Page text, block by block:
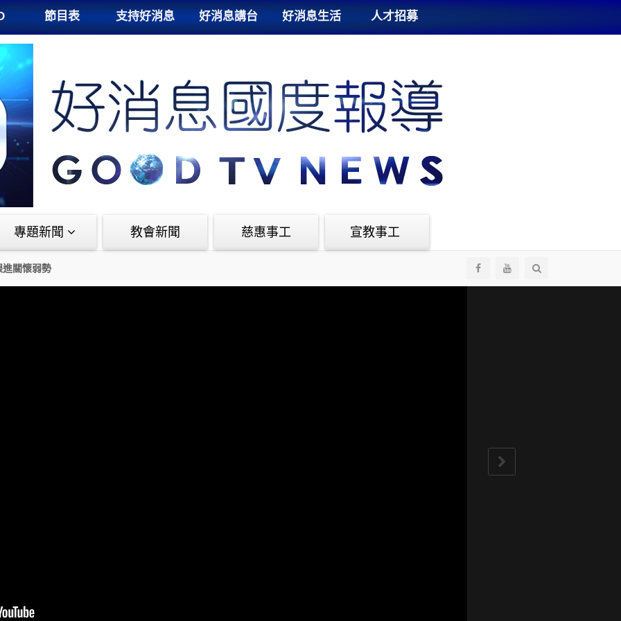
節目表 支持好消息 好消息講台 好消息生活 人才招募
專題新聞 教會新聞 慈惠事工 宣教事工
進關懷弱勢
部